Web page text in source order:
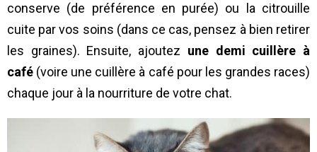
conserve (de préférence en purée) ou la citrouille
cuite par vos soins (dans ce cas, pensez à bien retirer
les graines). Ensuite, ajoutez une demi cuillère à
café (voire une cuillère à café pour les grandes races)
chaque jour à la nourriture de votre chat.